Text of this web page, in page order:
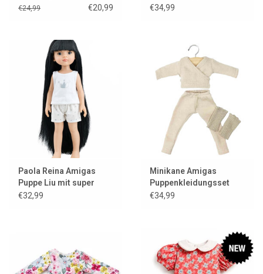
Manica
€24,99 €20,99
€34,99
Paola Reina Amigas
Puppe Liu mit super
langem Haar
€32,99
Minikane Amigas
Puppenkleidungsset
Ensemble Roxane en
€34,99